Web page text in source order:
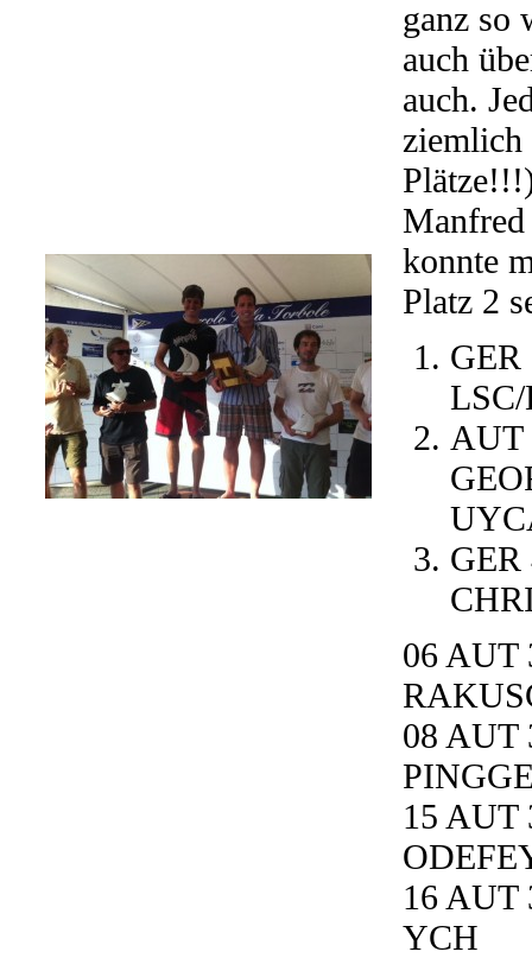
ganz so
auch
auch.
ziemlich
konnte
Platz 2
AUT
06 AUT
08 AUT
15
16 AUT
YCH